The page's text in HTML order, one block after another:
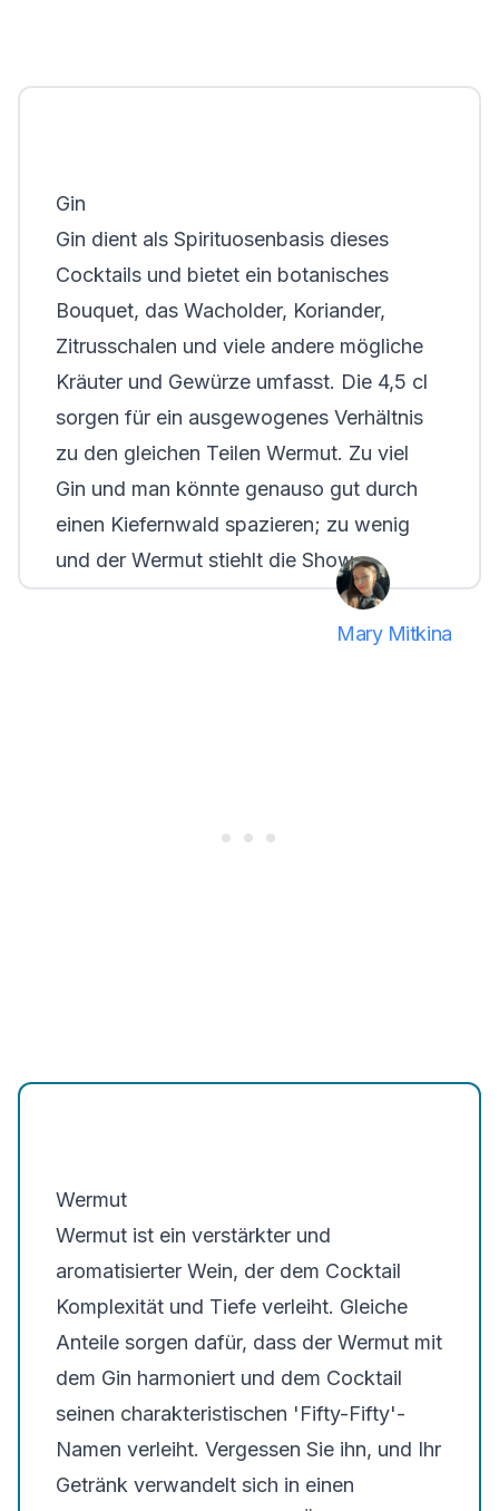
Gin
Gin dient als Spirituosenbasis dieses
Cocktails und bietet ein botanisches
Bouquet, das Wacholder, Koriander,
Zitrusschalen und viele andere mögliche
Kräuter und Gewürze umfasst. Die 4,5 cl
sorgen für ein ausgewogenes Verhältnis
zu den gleichen Teilen Wermut. Zu viel
Gin und man könnte genauso gut durch
einen Kiefernwald spazieren; zu wenig
und der Wermut stiehlt die Show.
Mary Mitkina
Wermut
Wermut ist ein verstärkter und
aromatisierter Wein, der dem Cocktail
Komplexität und Tiefe verleiht. Gleiche
Anteile sorgen dafür, dass der Wermut mit
dem Gin harmoniert und dem Cocktail
seinen charakteristischen 'Fifty-Fifty'-
Namen verleiht. Vergessen Sie ihn, und Ihr
Getränk verwandelt sich in einen